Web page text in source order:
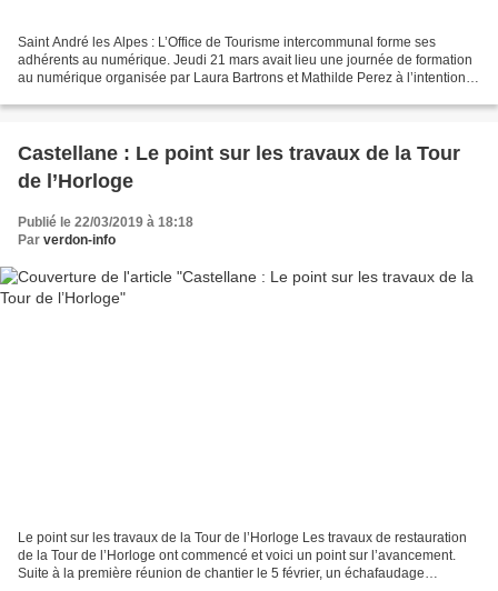
Saint André les Alpes : L’Office de Tourisme intercommunal forme ses
adhérents au numérique. Jeudi 21 mars avait lieu une journée de formation
au numérique organisée par Laura Bartrons et Mathilde Perez à l’intention
Castellane : Le point sur les travaux de la Tour
de l’Horloge
Publié le 22/03/2019 à 18:18
Par verdon-info
Le point sur les travaux de la Tour de l’Horloge Les travaux de restauration
de la Tour de l’Horloge ont commencé et voici un point sur l’avancement.
Suite à la première réunion de chantier le 5 février, un échafaudage